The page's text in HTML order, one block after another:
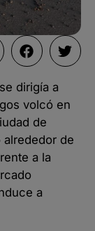
dirigía a
volcó en
de
alrededor de
a la
a